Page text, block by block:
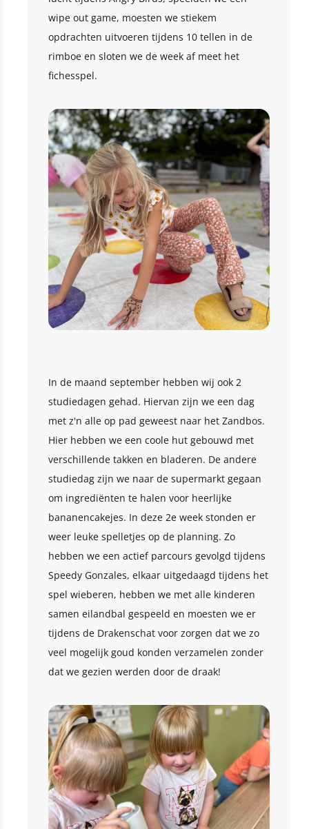
wipe out game, moesten we stiekem
opdrachten uitvoeren tijdens 10 tellen in de
rimboe en sloten we de week af meet het
fichesspel.
In de maand september hebben wij ook 2
studiedagen gehad. Hiervan zijn we een dag
met z'n alle op pad geweest naar het Zandbos.
Hier hebben we een coole hut gebouwd met
verschillende takken en bladeren. De andere
studiedag zijn we naar de supermarkt gegaan
om ingrediënten te halen voor heerlijke
bananencakejes. In deze 2e week stonden er
weer leuke spelletjes op de planning. Zo
hebben we een actief parcours gevolgd tijdens
Speedy Gonzales, elkaar uitgedaagd tijdens het
spel wieberen, hebben we met alle kinderen
samen eilandbal gespeeld en moesten we er
tijdens de Drakenschat voor zorgen dat we zo
veel mogelijk goud konden verzamelen zonder
dat we gezien werden door de draak!